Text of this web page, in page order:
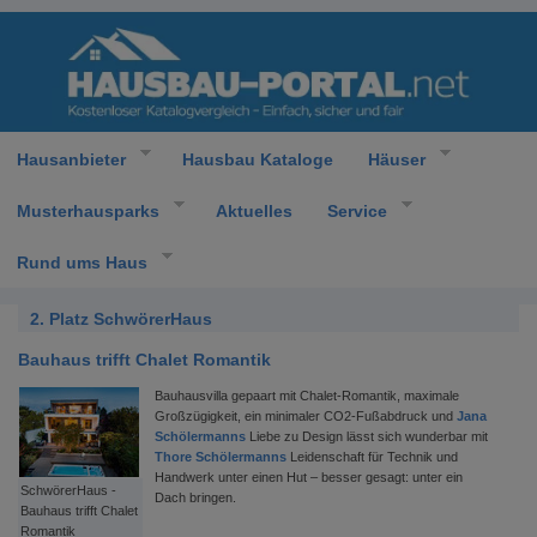
Hausanbieter Hausbau Kataloge Häuser
Musterhausparks Aktuelles Service
Rund ums Haus
2. Platz SchwörerHaus
Bauhaus trifft Chalet Romantik
SchwörerHaus -
Bauhaus trifft Chalet
Romantik
Bauhausvilla gepaart mit Chalet-Romantik, maximale
Großzügigkeit, ein minimaler CO2-Fußabdruck und Jana
Schölermanns Liebe zu Design lässt sich wunderbar mit
Thore Schölermanns Leidenschaft für Technik und
Handwerk unter einen Hut – besser gesagt: unter ein
Dach bringen.